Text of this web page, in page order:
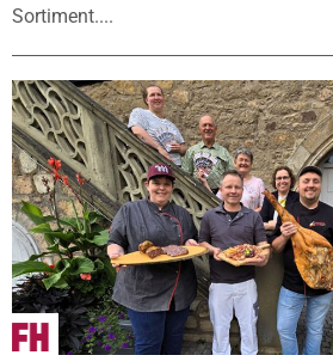
Sortiment....